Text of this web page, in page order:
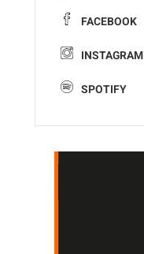
FACEBOOK
INSTAGRAM
SPOTIFY